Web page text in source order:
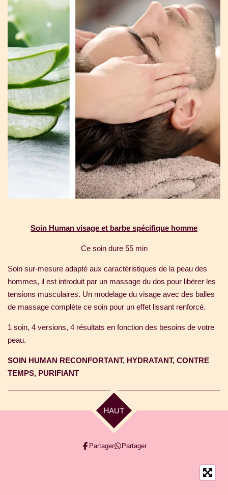
Soin Human visage et barbe spécifique homme
Ce soin dure 55 min
Soin sur-mesure adapté aux caractéristiques de la peau des
hommes, il est introduit par un massage du dos pour libérer les
tensions musculaires. Un modelage du visage avec des balles
de massage complète ce soin pour un effet lissant renforcé.
1 soin, 4 versions, 4 résultats en fonction des besoins de votre
peau.
SOIN HUMAN RECONFORTANT, HYDRATANT, CONTRE
TEMPS, PURIFIANT
HAUT
Partager Partager